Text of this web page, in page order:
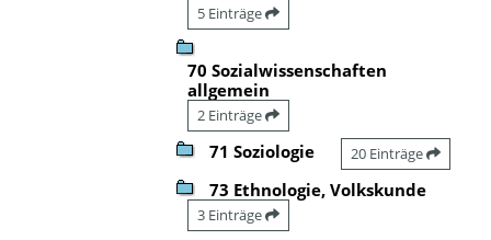
5 Einträge
70 Sozialwissenschaften
allgemein
2 Einträge
71 Soziologie 20 Einträge
73 Ethnologie, Volkskunde
3 Einträge